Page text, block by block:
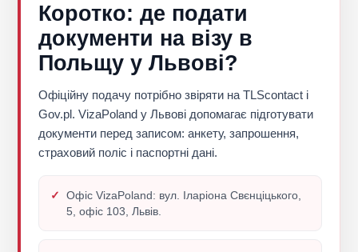
Коротко: де подати
документи на візу в
Польщу у Львові?
Офіційну подачу потрібно звіряти на TLScontact і
Gov.pl. VizaPoland у Львові допомагає підготувати
документи перед записом: анкету, запрошення,
страховий поліс і паспортні дані.
Офіс VizaPoland: вул. Іларіона Свєнціцького,
5, офіс 103, Львів.